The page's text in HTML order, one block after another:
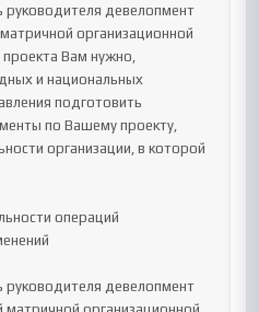
руководителя девелопмент
организационной
проекта Вам нужно,
и национальных
подготовить
по Вашему проекту,
организации, в которой
руководителя девелопмент